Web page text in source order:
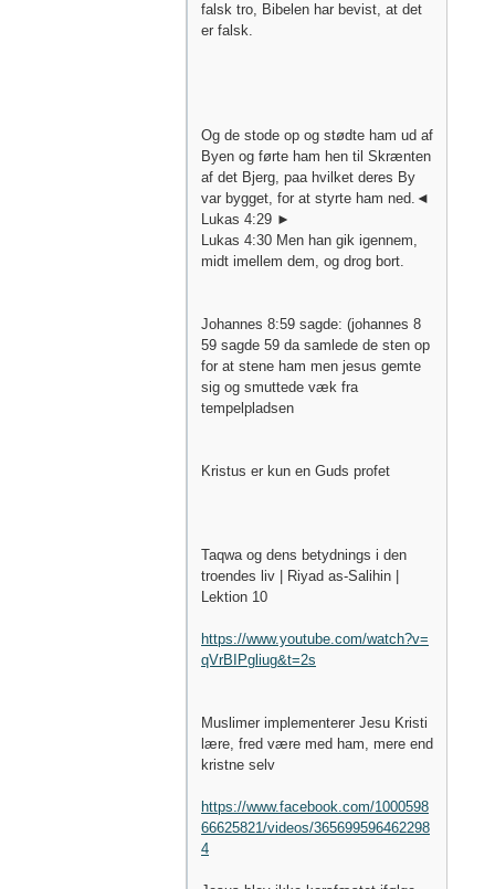
falsk tro, Bibelen har bevist, at det
er falsk.
Og de stode op og stødte ham ud af
Byen og førte ham hen til Skrænten
af det Bjerg, paa hvilket deres By
var bygget, for at styrte ham ned.◄
Lukas 4:29 ►
Lukas 4:30 Men han gik igennem,
midt imellem dem, og drog bort.
Johannes 8:59 sagde: (johannes 8
59 sagde 59 da samlede de sten op
for at stene ham men jesus gemte
sig og smuttede væk fra
tempelpladsen
Kristus er kun en Guds profet
Taqwa og dens betydnings i den
troendes liv | Riyad as-Salihin |
Lektion 10
https://www.youtube.com/watch?v=
qVrBIPgliug&t=2s
Muslimer implementerer Jesu Kristi
lære, fred være med ham, mere end
kristne selv
https://www.facebook.com/1000598
66625821/videos/365699596462298
4